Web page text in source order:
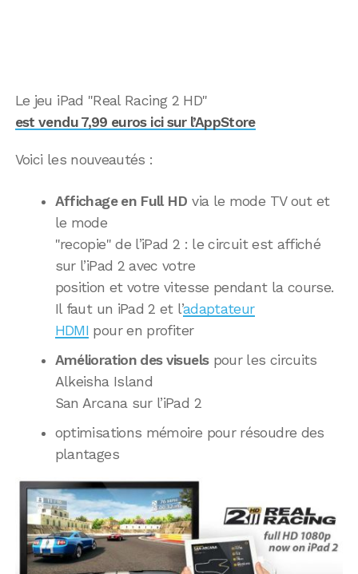
Le jeu iPad "Real Racing 2 HD"
est vendu 7,99 euros ici sur l’AppStore
Voici les nouveautés :
Affichage en Full HD via le mode TV out et
le mode
"recopie" de l’iPad 2 : le circuit est affiché
sur l’iPad 2 avec votre
position et votre vitesse pendant la course.
Il faut un iPad 2 et l’adaptateur
HDMI pour en profiter
Amélioration des visuelspour les circuits
Alkeisha Island
San Arcana sur l’iPad 2
optimisations mémoire pour résoudre des
plantages